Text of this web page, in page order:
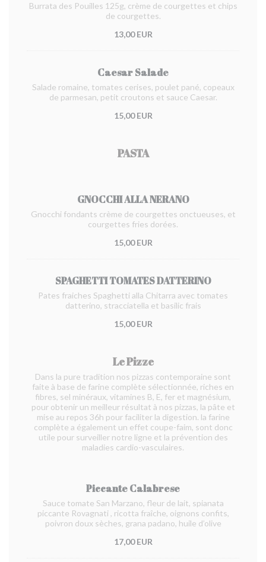
Burrata des Pouilles 125g, crème de courgettes et chips
de courgettes.
13,00 EUR
Caesar Salade
Salade romaine, tomates cerises, poulet pané, copeaux
de parmesan, petit croutons et sauce Caesar.
15,00 EUR
PASTA
GNOCCHI ALLA NERANO
Gnocchi fondants crème de courgettes onctueuses, et
courgettes fries dorées.
15,00 EUR
SPAGHETTI TOMATES DATTERINO
Pates fraiches Spaghetti alla Chitarra avec tomates
datterino, stracciatella et basilic frais
15,00 EUR
Le Pizze
Dans la pure tradition nos pizzas contemporaine sont
faite à base de farine complète sélectionnée, riches en
fibres, sel minéraux, vitamines B, E, fer et magnésium,
pour obtenir un meilleur résultat à nos pizzas, la pâte et
mise au repos 36h pour faciliter la digestion. la farine
complète a également un effet coupe-faim, sont donc
utile pour surveiller notre ligne et la prévention des
maladies cardio-vasculaires.
Piccante Calabrese
Sauce tomate San Marzano, fleur de lait, spianata
piccante Rovagnati , ricotta fraîche, oignons confits,
poivron doux sèches, grana padano, huile d’olive
17,00 EUR